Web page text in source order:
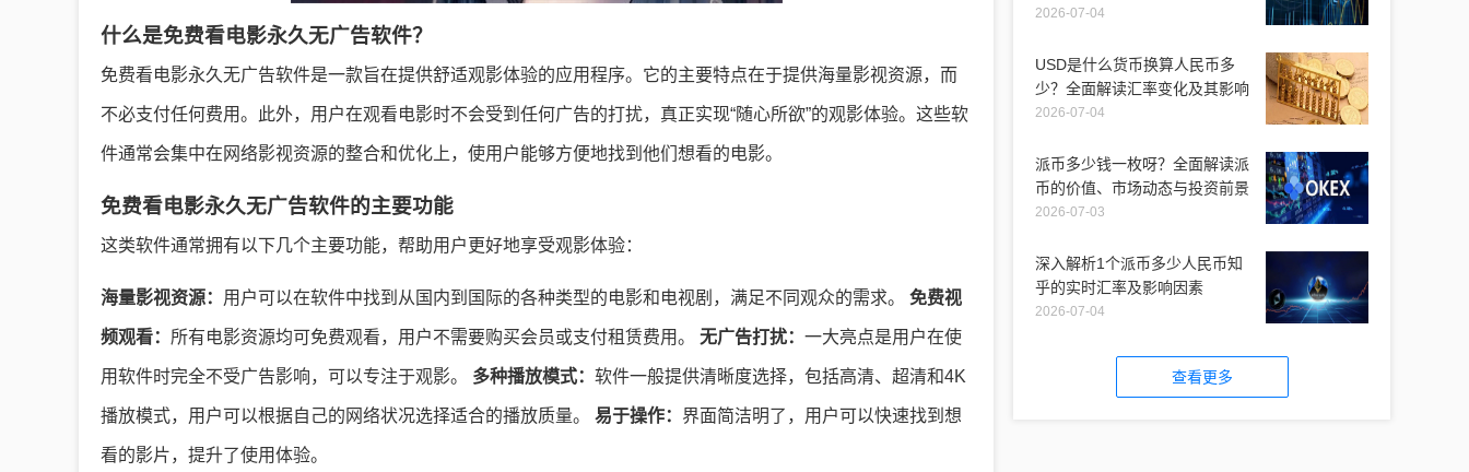
什么是免费看电影永久无广告软件？
免费看电影永久无广告软件是一款旨在提供舒适观影体验的应用程序。它的主要特点在于提供海量影视资源，而
不必支付任何费用。此外，用户在观看电影时不会受到任何广告的打扰，真正实现“随心所欲”的观影体验。这些软
件通常会集中在网络影视资源的整合和优化上，使用户能够方便地找到他们想看的电影。
免费看电影永久无广告软件的主要功能
这类软件通常拥有以下几个主要功能，帮助用户更好地享受观影体验：
海量影视资源： 用户可以在软件中找到从国内到国际的各种类型的电影和电视剧，满足不同观众的需求。 免费视
频观看： 所有电影资源均可免费观看，用户不需要购买会员或支付租赁费用。 无广告打扰： 一大亮点是用户在使
用软件时完全不受广告影响，可以专注于观影。 多种播放模式： 软件一般提供清晰度选择，包括高清、超清和4K
播放模式，用户可以根据自己的网络状况选择适合的播放质量。 易于操作： 界面简洁明了，用户可以快速找到想
看的影片，提升了使用体验。
2026-07-04
USD是什么货币换算人民币多
少？全面解读汇率变化及其影响
2026-07-04
派币多少钱一枚呀？全面解读派
币的价值、市场动态与投资前景
2026-07-03
深入解析1个派币多少人民币知
乎的实时汇率及影响因素
2026-07-04
查看更多